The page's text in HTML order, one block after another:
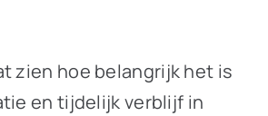
zien hoe belangrijk het is
en tijdelijk verblijf in